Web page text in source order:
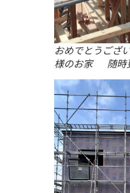
おめでとうござ
様のお家 随時